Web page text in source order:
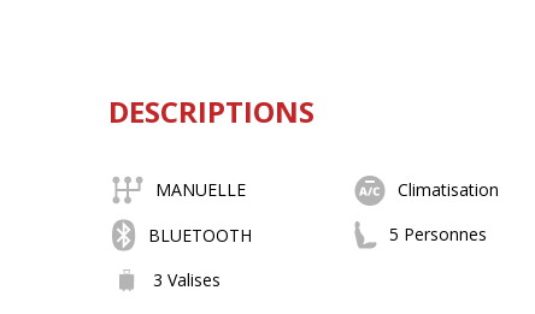
DESCRIPTIONS
MANUELLE Climatisation
BLUETOOTH
5 Personnes
3 Valises